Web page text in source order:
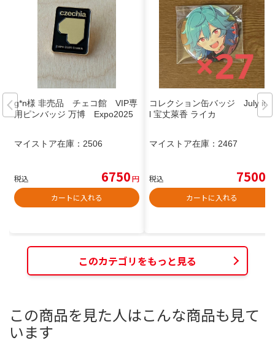
g*n様 非売品 チェコ館 VIP専
用ピンバッジ 万博 Expo2025
マイストア在庫： 2506
税込 6750円
カートに入れる
コレクション缶バッジ July ido
l 宝丈萊香 ライカ
マイストア在庫： 2467
税込 7500
カートに入れる
このカテゴリをもっと見る
この商品を見た人はこんな商品も見て
います